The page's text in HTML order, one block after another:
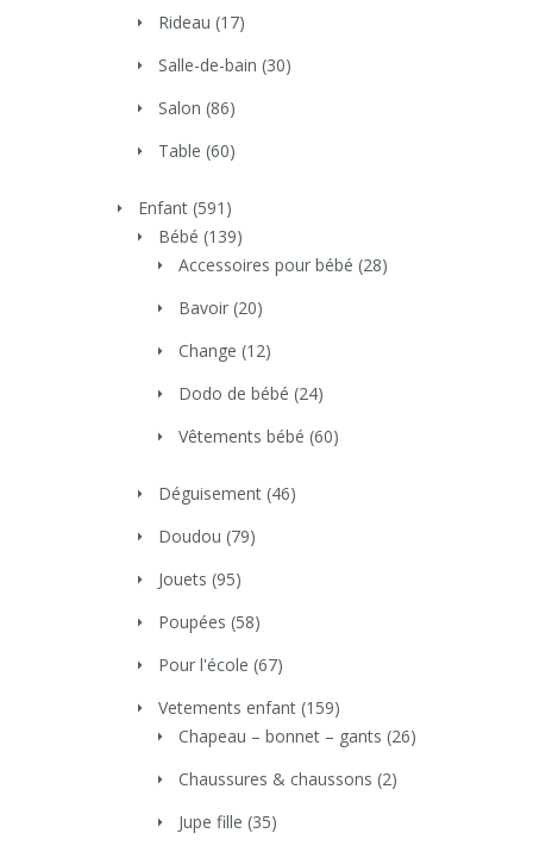
Rideau (17)
Salle-de-bain (30)
Salon (86)
Table (60)
Enfant (591)
Bébé (139)
Accessoires pour bébé (28)
Bavoir (20)
Change (12)
Dodo de bébé (24)
Vêtements bébé (60)
Déguisement (46)
Doudou (79)
Jouets (95)
Poupées (58)
Pour l'école (67)
Vetements enfant (159)
Chapeau – bonnet – gants (26)
Chaussures & chaussons (2)
Jupe fille (35)